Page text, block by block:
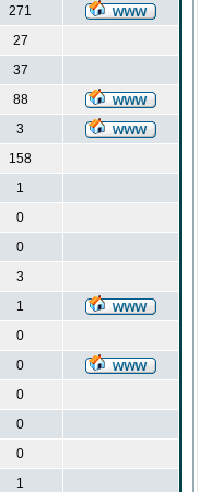
271
27
37
88
3
158
1
0
0
3
1
0
0
0
0
0
1